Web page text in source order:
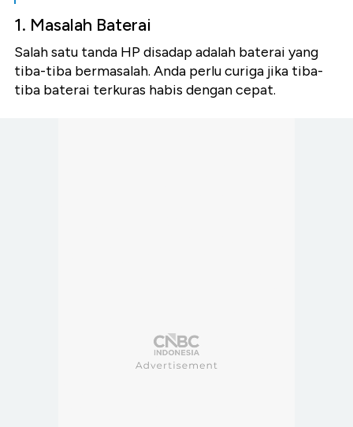
1. Masalah Baterai
Salah satu tanda HP disadap adalah baterai yang
tiba-tiba bermasalah. Anda perlu curiga jika tiba-
tiba baterai terkuras habis dengan cepat.